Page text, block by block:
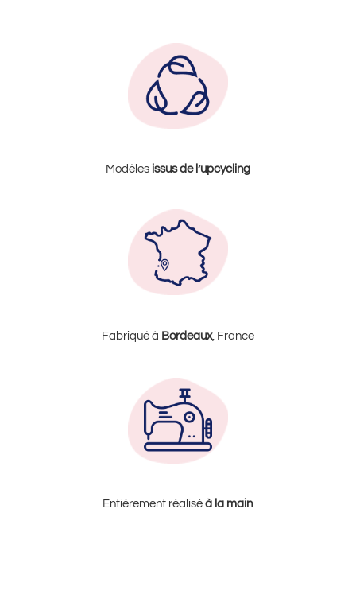
Modèles issus de l’upcycling
Fabriqué à Bordeaux, France
Entièrement réaliséà la main